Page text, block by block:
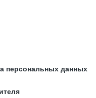
персональных данных